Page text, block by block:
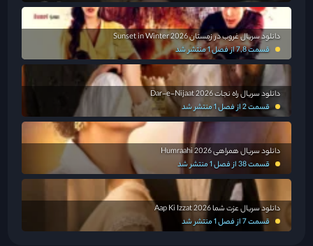
دانلود سریال غروب در زمستان Sunset in Winter 2026
قسمت 7,8 از فصل 1 منتشر شد
دانلود سریال راه نجات Dar-e-Nijaat 2026
قسمت 2 از فصل 1 منتشر شد
دانلود سریال همراهی Humraahi 2026
قسمت 38 از فصل 1 منتشر شد
دانلود سریال عزت شما Aap Ki Izzat 2026
قسمت 7 از فصل 1 منتشر شد